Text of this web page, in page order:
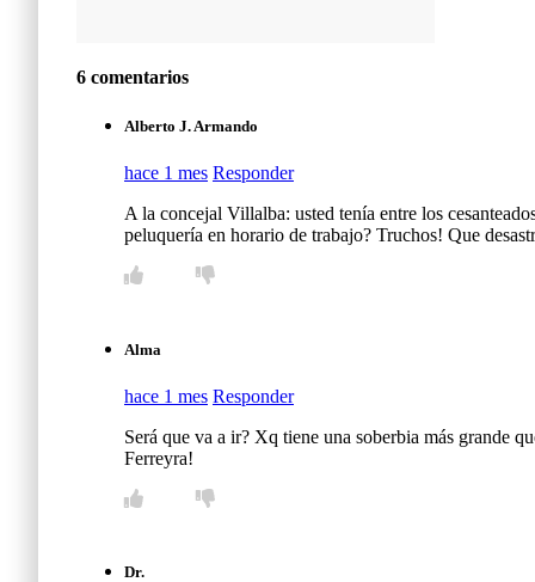
6 comentarios
Alberto J. Armando
hace 1 mes Responder
A la concejal Villalba: usted tenía entre los
peluquería en horario de trabajo? Truchos! Que
Alma
hace 1 mes Responder
Será que va a ir? Xq tiene una soberbia más grande
Ferreyra!
Dr.